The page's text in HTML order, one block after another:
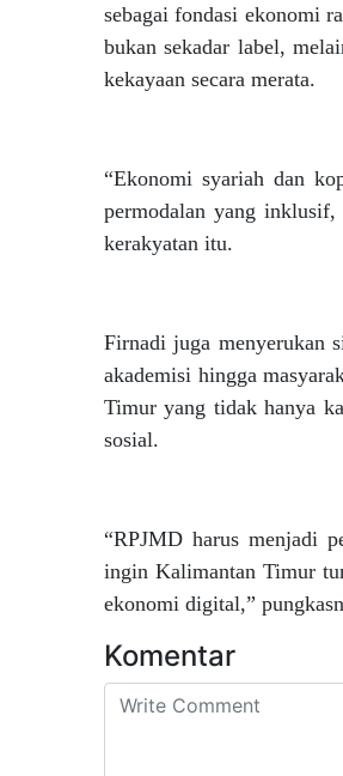
sebagai fondasi ekonomi
bukan sekadar label,
kekayaan secara merata.
“Ekonomi syariah dan
permodalan yang
kerakyatan itu.
Firnadi juga menyerukan
akademisi hingga
Timur yang tidak hanya
sosial.
“RPJMD harus menjadi
ingin Kalimantan Timur
ekonomi digital,”
Komentar